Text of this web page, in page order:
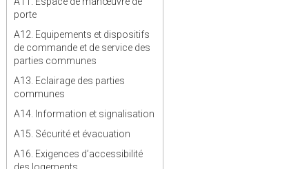
porte
A12. Equipements et dispositifs
de commande et de service des
parties communes
A13. Eclairage des parties
communes
A14. Information et signalisation
A15. Sécurité et évacuation
A16. Exigences d’accessibilité
des logements